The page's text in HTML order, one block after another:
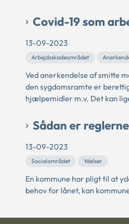
Covid-19 som
13-09-2023
Arbejdsskadeområdet
Ved anerkendelse af smitte
den sygdomsramte er
hjælpemidler m.v. Det kan
Sådan er
13-09-2023
Socialområdet Ydelser
En kommune har pligt til at
behov for lånet, kan